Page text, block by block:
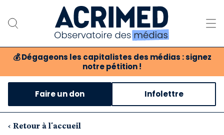
💰 Dégageons les capitalistes des médias : signez
notre pétition !
Notre association
Notre critique des médias
Nos propositions
Faire un don Infolettre
‹ Retour à l'accueil